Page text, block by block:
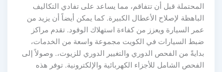
المحتملة قبل أن تتفاقم، مما يساعد على تفادي التكاليف
الباهظة لإصلاح الأعطال الكبيرة. كما يمكن أيضاً أن يزيد من
عمر السيارة ويعزز من كفاءة استهلاك الوقود. تقدم مراكز
ضبط السيارات في الكويت مجموعة واسعة من الخدمات،
بدايةً من الفحص الدوري والتغيير الدوري للزيوت،. وصولاً إلى
الفحص الشامل للأجزاء الكهربائية والإلكترونية. توفر هذه